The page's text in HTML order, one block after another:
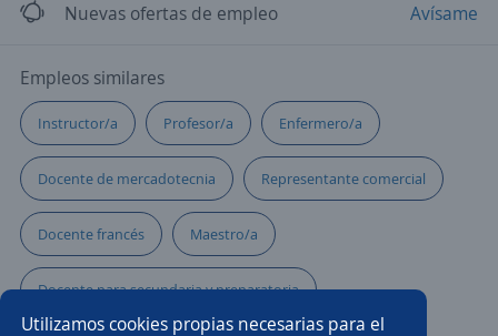
Utilizamos cookies propias necesarias para el
Nuevas ofertas de empleo Avísame
Empleos similares
Instructor/a Profesor/a Enfermero/a
Docente de mercadotecnia Representante comercial
Docente francés Maestro/a
Docente para secundaria y preparatoria